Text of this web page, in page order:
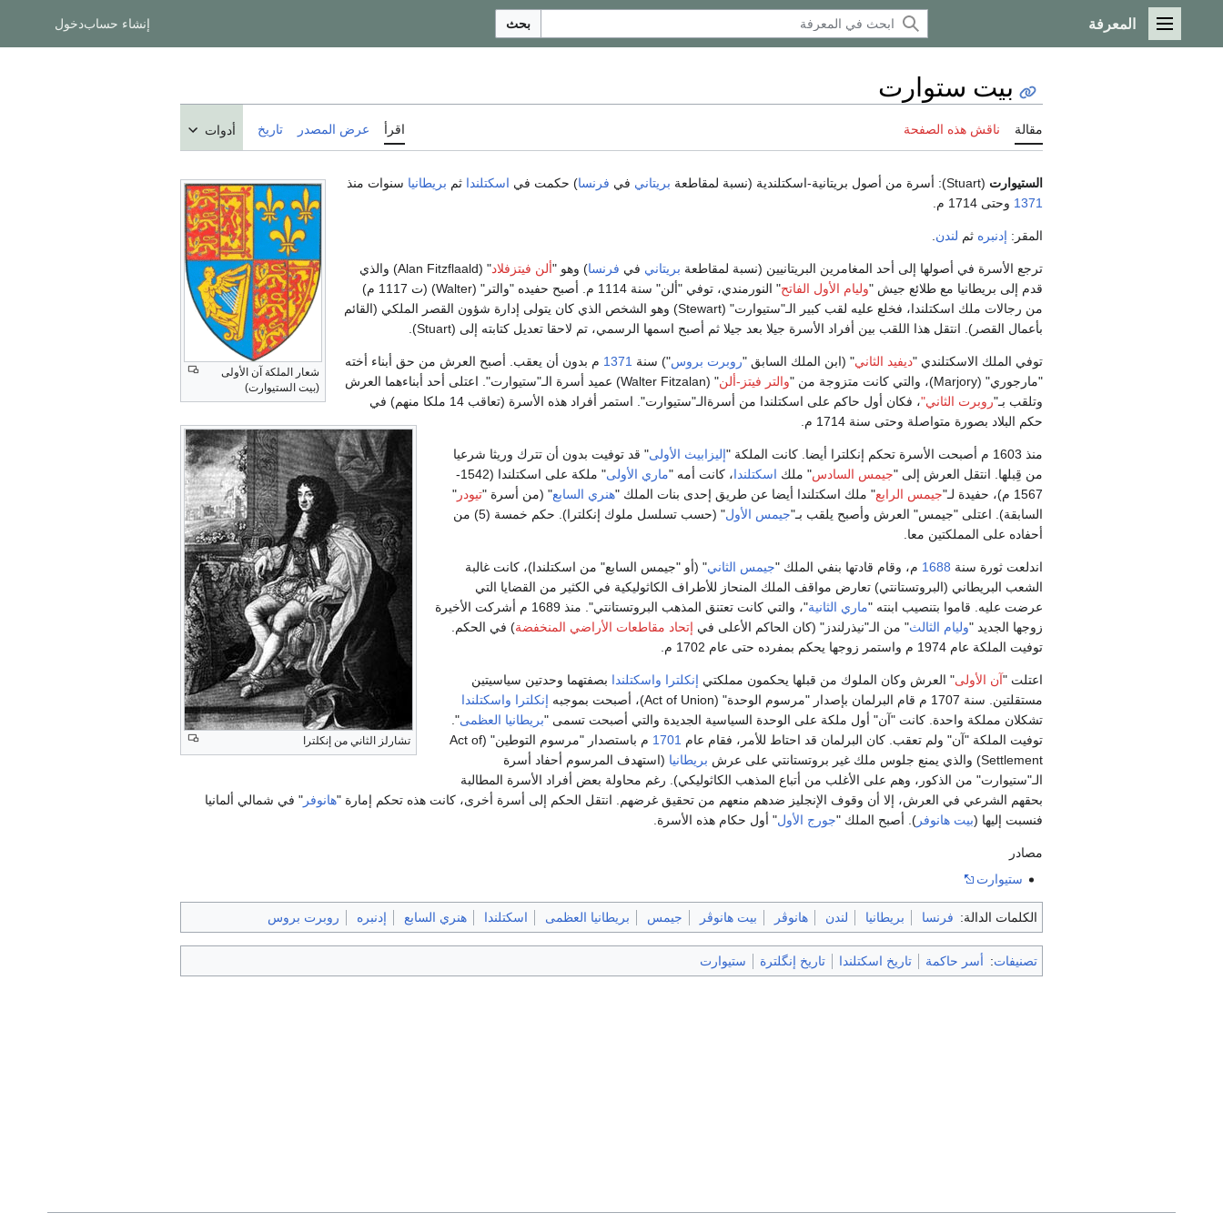
القائمة الرئيسية
المعرفة بحث إنشاء حسابدخول
بيت ستوارت
مقالة ناقش هذه الصفحة اقرأ عرض المصدر تاريخ أدوات
شعار الملكة آن الأولى
(بيت الستيوارت)
تشارلز الثاني من إنكلترا
الستيوارت (Stuart): أسرة من أصول بريتانية-اسكتلندية (نسبة لمقاطعة بريتاني في فرنسا) حكمت في اسكتلندا ثم بريطانيا سنوات منذ
1371 وحتى 1714 م.
المقر: إدنبره ثم لندن
ترجع الأسرة في أصولها إلى أحد المغامرين البريتانيين (نسبة لمقاطعة بريتاني في فرنسا) وهو "ألن فيتزفلاد
" (Alan Fitzflaald) والذي
قدم إلى بريطانيا مع طلائع جيش "وليام الأول الفاتح
" النورمندي، توفي "ألن" سنة 1114 م. أصبح حفيده "والتر" (Walter) (ت 1117 م)
من رجالات ملك اسكتلندا، فخلع عليه لقب كبير الـ"ستيوارت" (Stewart) وهو الشخص الذي كان يتولى إدارة شؤون القصر الملكي (القائم
بأعمال القصر). انتقل هذا اللقب بين أفراد الأسرة جيلا بعد جيلا ثم أصبح اسمها الرسمي، تم لاحقا تعديل كتابته إلى (Stuart).
توفي الملك الاسكتلندي "ديفيد الثاني" (ابن الملك السابق "روبرت بروس") سنة 1371 م بدون أن يعقب. أصبح العرش من حق أبناء أخته
"مارجوري" (Marjory)، والتي كانت متزوجة من "
والتر فيتز-ألن
" (Walter Fitzalan) عميد أسرة الـ"ستيوارت". اعتلى أحد أبناءهما العرش
وتلقب بـ"روبرت الثاني"
، فكان أول حاكم على اسكتلندا من أسرةالـ"ستيوارت". استمر أفراد هذه الأسرة (تعاقب 14 ملكا منهم) في
حكم البلاد بصورة متواصلة وحتى سنة 1714 م.
منذ 1603 م أصبحت الأسرة تحكم إنكلترا أيضا. كانت الملكة " إليزابيث الأولى" قد توفيت بدون أن تترك وريثا شرعيا
من قِبلها. انتقل العرش إلى "جيمس السادس" ملك اسكتلندا، كانت أمه "ماري الأولى
" ملكة على اسكتلندا (1542-
1567 م)، حفيدة لـ"
جيمس الرابع" ملك اسكتلندا أيضا عن طريق إحدى بنات الملك "هنري السابع" (من أسرة "تيودر "
السابقة). اعتلى "جيمس" العرش وأصبح يلقب بـ"جيمس الأول
" (حسب تسلسل ملوك إنكلترا). حكم خمسة (5) من
أحفاده على المملكتين معا.
اندلعت ثورة سنة 1688 م، وقام قادتها بنفي الملك "جيمس الثاني" (أو "جيمس السابع" من اسكتلندا)، كانت غالبة
الشعب البريطاني (البروتستانتي) تعارض مواقف الملك المنحاز للأطراف الكاثوليكية في الكثير من القضايا التي
عرضت عليه. قاموا بتنصيب ابنته "ماري الثانية
"، والتي كانت تعتنق المذهب البروتستانتي". منذ 1689 م أشركت الأخيرة
زوجها الجديد "وليام الثالث" من الـ"نيذرلندز" (كان الحاكم الأعلى في إتحاد مقاطعات الأراضي المنخفضة) في الحكم.
توفيت الملكة عام 1974 م واستمر زوجها يحكم بمفرده حتى عام 1702 م.
اعتلت "آن الأولى" العرش وكان الملوك من قبلها يحكمون مملكتي إنكلترا واسكتلندا بصفتهما وحدتين سياسيتين
مستقلتين. سنة 1707 م قام البرلمان بإصدار "مرسوم الوحدة" (Act of Union)، أصبحت بموجبه
إنكلترا واسكتلندا
تشكلان مملكة واحدة. كانت "آن" أول ملكة على الوحدة السياسية الجديدة والتي أصبحت تسمى "بريطانيا العظمى".
توفيت الملكة "آن" ولم تعقب. كان البرلمان قد احتاط للأمر، فقام عام 1701
م باستصدار "مرسوم التوطين" (Act of
Settlement) والذي يمنع جلوس ملك غير بروتستانتي على عرش
بريطانيا (استهدف المرسوم أحفاد أسرة
الـ"ستيوارت" من الذكور، وهم على الأغلب من أتباع المذهب الكاثوليكي). رغم محاولة بعض أفراد الأسرة المطالبة
بحقهم الشرعي في العرش، إلا أن وقوف الإنجليز ضدهم منعهم من تحقيق غرضهم. انتقل الحكم إلى أسرة أخرى، كانت هذه تحكم إمارة "هانوفر " في شمالي ألمانيا
فنسبت إليها (بيت هانوفر ). أصبح الملك "جورج الأول" أول حكام هذه الأسرة.
مصادر
ستيوارت
الكلمات الدالة: فرنسا بريطانيا لندن هانوڤر بيت هانوڤر جيمس بريطانيا العظمى اسكتلندا هنري السابع إدنبره روبرت بروس
تصنيفات: أسر حاكمة تاريخ اسكتلندا تاريخ إنگلترة ستيوارت